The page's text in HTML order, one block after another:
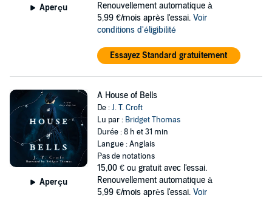
Aperçu
Renouvellement automatique à
5,99 €/mois après l'essai. Voir
conditions d'éligibilité
Essayez Standard gratuitement
Aperçu
A House of Bells
De :J. T. Croft
Lu par : Bridget Thomas
Durée : 8 h et 31 min
Langue : Anglais
Pas de notations
15,00 € ou gratuit avec l'essai.
Renouvellement automatique à
5,99 €/mois après l'essai. Voir